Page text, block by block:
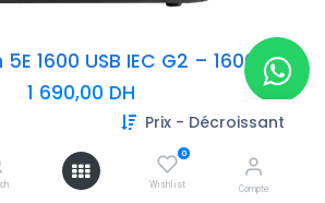
Prix - Décroissant
0
Wishlist Compte
Onduleur Eaton 5E 1600 USB IEC G2 – 1600VA / 900W | Line-Interactive AVR | Port USB | 6 prises IEC | Silencieux
1 690,00 DH
900 W – pour serveurs, stations de travail,
avec régulation automatique de